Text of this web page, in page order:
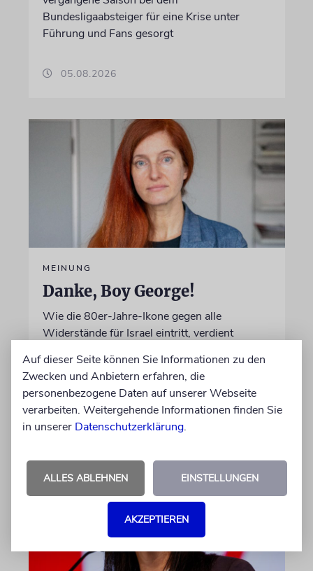
Bundesligaabsteiger für eine Krise unter
Führung und Fans gesorgt
05.08.2026
MEINUNG
Danke, Boy George!
Wie die 80er-Jahre-Ikone gegen alle
Widerstände für Israel eintritt, verdient
von Sophie Albers Ben Chamo
05.08.2026
Auf dieser Seite können Sie Informationen zu den
Zwecken und Anbietern erfahren, die
personenbezogene Daten auf unserer Webseite
verarbeiten. Weitergehende Informationen finden Sie
in unserer Datenschutzerklärung.
ALLES ABLEHNEN EINSTELLUNGEN
AKZEPTIEREN